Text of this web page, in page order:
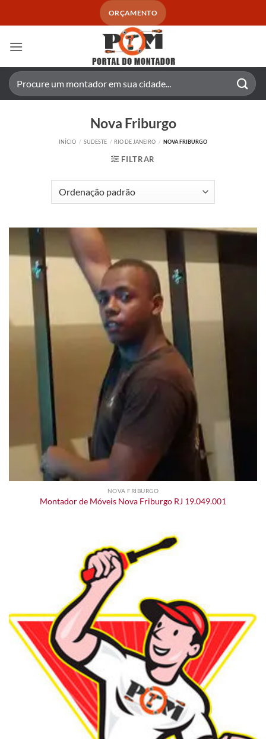
ORÇAMENTO
Pesquisar
por:
Nova Friburgo
INÍCIO / SUDESTE / RIO DE JANEIRO / NOVA FRIBURGO
FILTRAR
NOVA FRIBURGO
Montador de Móveis Nova Friburgo RJ 19.049.001